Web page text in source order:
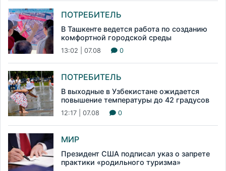
ПОТРЕБИТЕЛЬ
В Ташкенте ведется работа по созданию
комфортной городской среды
13:02 | 07.08 0
ПОТРЕБИТЕЛЬ
В выходные в Узбекистане ожидается
повышение температуры до 42 градусов
12:17 | 07.08 0
МИР
Президент США подписал указ о запрете
практики «родильного туризма»